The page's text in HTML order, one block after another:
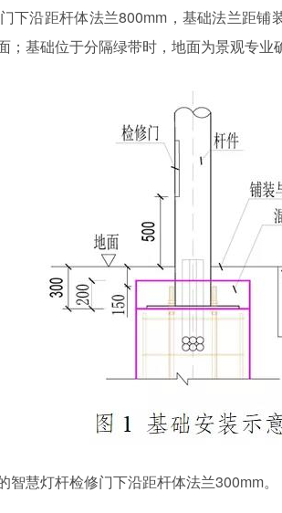
下沿距杆体法兰800mm，基础法兰距
；基础位于分隔绿带时，地面为景观专业
智慧灯杆检修门下沿距杆体法兰300mm。